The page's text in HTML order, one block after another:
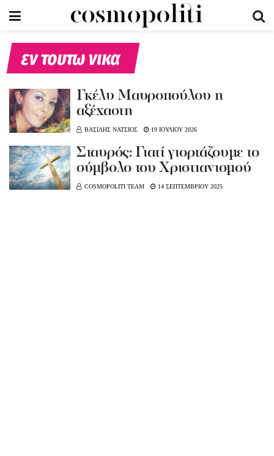
εν τουτω νικα
Γκέλυ Μαυροπούλου η
αξέχαστη
ΒΑΣΙΛΗΣ ΝΑΤΣΙΟΣ 19 ΙΟΥΛΙΟΥ 2026
Σταυρός: Γιατί γιορτάζουμε το
σύμβολο του Χριστιανισμού
COSMOPOLITI TEAM 14 ΣΕΠΤΕΜΒΡΙΟΥ 2025